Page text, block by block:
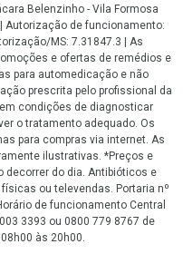
Belenzinho - Vila Formosa
Autorização de funcionamento:
MS: 7.31847.3 | As
e ofertas de remédios e
para automedicação e não
prescrita pelo profissional da
condições de diagnosticar
o tratamento adequado. Os
para compras via internet. As
ilustrativas. *Preços e
decorrer do dia. Antibióticos e
ou televendas. Portaria nº
de funcionamento Central
3393 ou 0800 779 8767 de
às 20h00.